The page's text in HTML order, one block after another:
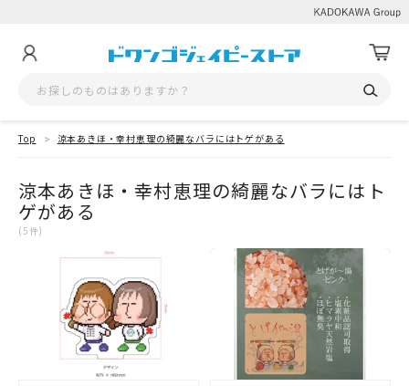
Top 涼本あきほ・幸村恵理の綺麗なバラにはトゲがある
涼本あきほ・幸村恵理の綺麗なバラにはト
ゲがある
(5件)